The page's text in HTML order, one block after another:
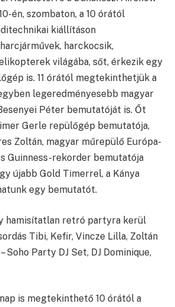
én, szombaton, a 10 órától
kiállításon
harckocsik,
világába, sőt, érkezik egy
is. 11 órától megtekinthetjük a
legeredményesebb magyar
Péter bemutatóját is. Őt
Gerle repülőgép bemutatója,
Zoltán, magyar műrepülő Európa-
Guinness-rekorder bemutatója
újabb Gold Timerrel, a Kánya
egy bemutatót.
hamisítatlan retró partyra kerül
Tibi, Kefir, Vincze Lilla, Zoltán
Soho Party DJ Set, DJ Dominique,
is megtekinthető 10 órától a